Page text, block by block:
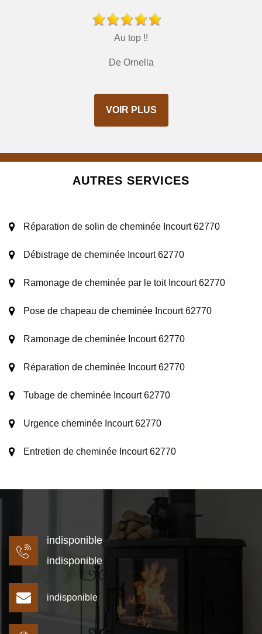
Au top !!
De Ornella
VOIR PLUS
AUTRES SERVICES
Réparation de solin de cheminée Incourt 62770
Débistrage de cheminée Incourt 62770
Ramonage de cheminée par le toit Incourt 62770
Pose de chapeau de cheminée Incourt 62770
Ramonage de cheminée Incourt 62770
Réparation de cheminée Incourt 62770
Tubage de cheminée Incourt 62770
Urgence cheminée Incourt 62770
Entretien de cheminée Incourt 62770
indisponible
indisponible
indisponible